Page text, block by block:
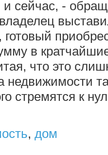
и сейчас, -
готовый
в
что это
недвижимости
стремятся к
, дом